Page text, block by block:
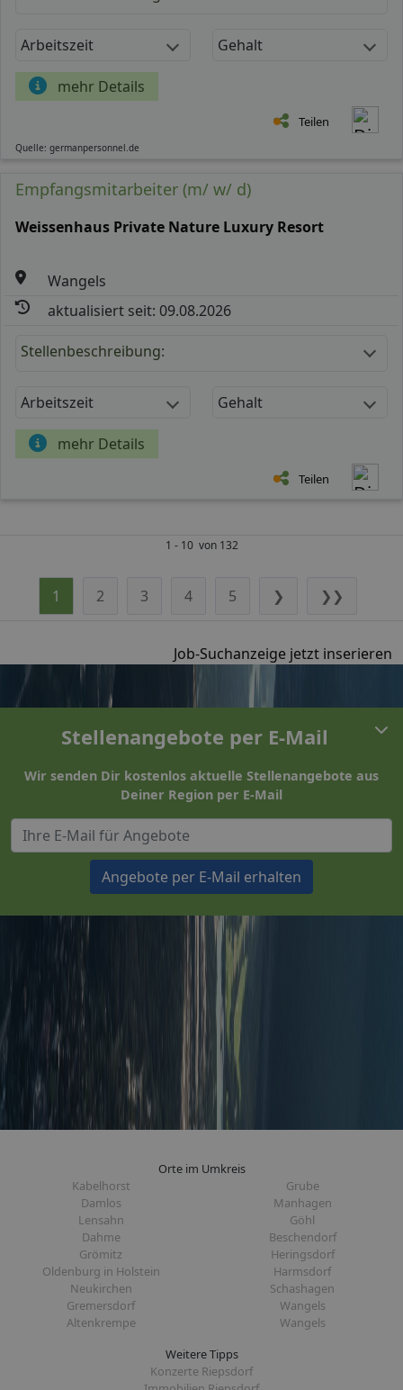
Arbeitszeit Gehalt
mehr Details
Teilen
Quelle: germanpersonnel.de
Empfangsmitarbeiter (m/ w/ d)
Weissenhaus Private Nature Luxury Resort
Wangels
aktualisiert seit: 09.08.2026
Stellenbeschreibung:
Arbeitszeit Gehalt
mehr Details
Teilen
1 - 10 von 132
1 2 3 4 5 ❯ ❯❯
Job-Suchanzeige jetzt inserieren
Stellenangebote per E-Mail
Wir senden Dir kostenlos aktuelle Stellenangebote aus
Deiner Region per E-Mail
Angebote per E-Mail erhalten
Orte im Umkreis
Kabelhorst
Grube
Damlos
Manhagen
Lensahn
Göhl
Dahme
Beschendorf
Grömitz
Heringsdorf
Oldenburg in Holstein
Harmsdorf
Neukirchen
Schashagen
Gremersdorf
Wangels
Altenkrempe
Wangels
Weitere Tipps
Konzerte Riepsdorf